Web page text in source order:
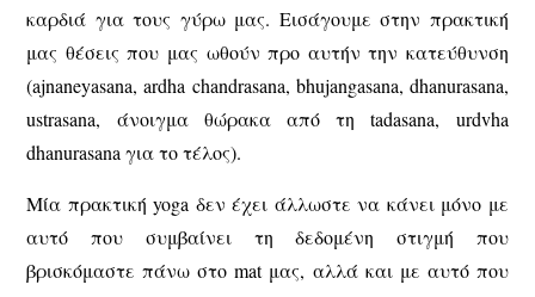
καρδιά για τους γύρω μας. Εισάγουμε στην πρακτική
μας θέσεις που μας ωθούν προ αυτήν την κατεύθυνση
(ajnaneyasana, ardha chandrasana, bhujangasana, dhanurasana,
ustrasana, άνοιγμα θώρακα από τη tadasana, urdvha
dhanurasana για το τέλος).
Μία πρακτική yoga δεν έχει άλλωστε να κάνει μόνο με
αυτό που συμβαίνει τη δεδομένη στιγμή που
βρισκόμαστε πάνω στο mat μας, αλλά και με αυτό που